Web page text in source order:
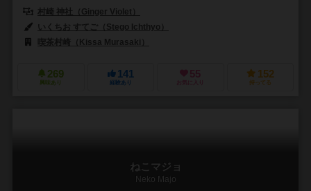
村崎 神社（Ginger Violet）
いくちお すてご（Stego Ichthyo）
喫茶村崎（Kissa Murasaki）
269
興味あり
141
経験あり
55
お気に入り
152
持ってる
ねこマジョ
Neko Majo